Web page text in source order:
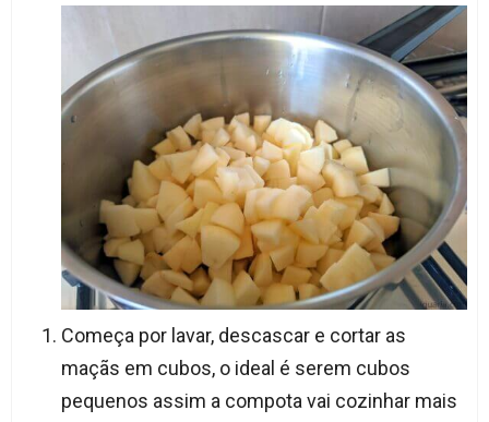
Começa por lavar, descascar e cortar as
maçãs em cubos, o ideal é serem cubos
pequenos assim a compota vai cozinhar mais